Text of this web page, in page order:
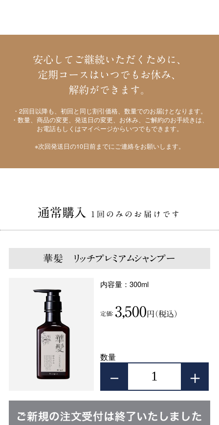
安心してご継続いただくために、
定期コースはいつでもお休み、
解約ができます。
・2回目以降も、初回と同じ割引価格、数量でのお届けとなります。
・数量、商品の変更、発送日の変更、お休み、ご解約のお手続きは、
お電話もしくはマイページからいつでもできます。
※次回発送日の10日前までにご連絡をお願いします。
通常購入 1回のみのお届けです
華髪 リッチプレミアムシャンプー
内容量：300ml
定価： 3,500円（税込）
数量